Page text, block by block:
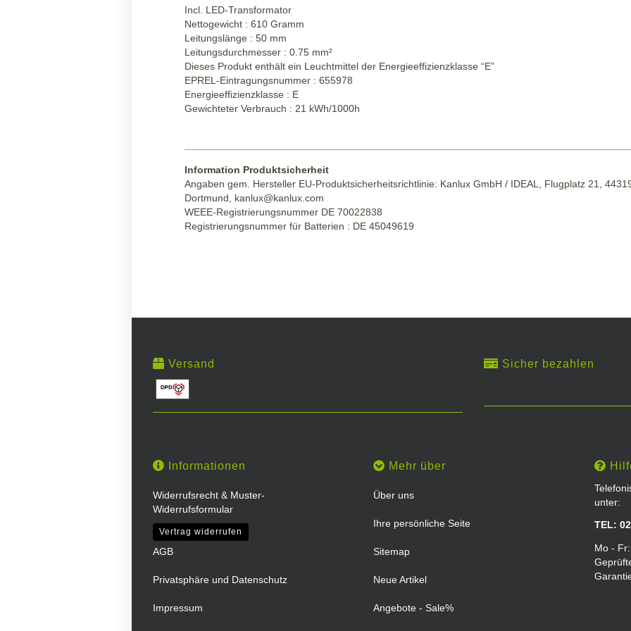
Incl. LED-Transformator
Nettogewicht : 610 Gramm
Leitungslänge : 50 mm
Leitungsdurchmesser : 0.75 mm²
Dieses Produkt enthält ein Leuchtmittel der Energieeffizienzklasse “E”
EPREL-Eintragungsnummer : 655978
Energieeffizienzklasse : E
Gewichteter Verbrauch : 21 kWh/1000h
Information Produktsicherheit
Angaben gem. Hersteller EU-Produktsicherheitsrichtlinie: Kanlux GmbH / IDEAL, Flugplatz 21,
Dortmund, kanlux@kanlux.com
WEEE-Registrierungsnummer DE 70022838
Registrierungsnummer für Batterien : DE 45049619
Versand Sicher bezahlen
Informationen
Widerrufsrecht & Muster-
Widerrufsformular
Vertrag widerrufen
AGB
Privatsphäre und Datenschutz
Impressum
Mehr über
Über uns
Ihre persönliche Seite
Sitemap
Neue Artikel
Angebote - Sale%
unter:
TEL:
Mo -